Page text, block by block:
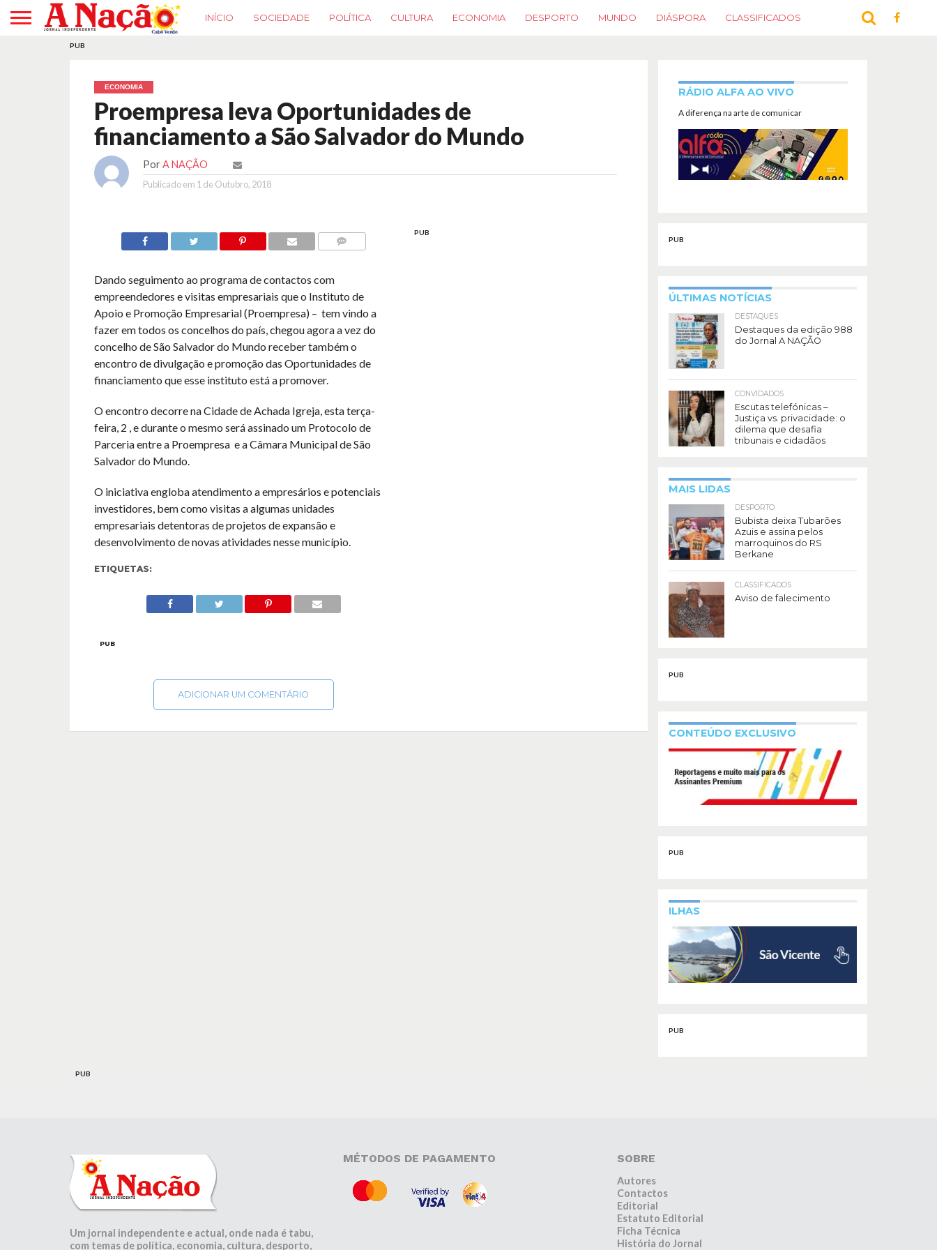
INÍCIO SOCIEDADE POLÍTICA CULTURA ECONOMIA DESPORTO MUNDO DIÁSPORA CLASSIFICADOS
PUB
ECONOMIA
Proempresa leva Oportunidades de
financiamento a São Salvador do Mundo
Por A NAÇÃO
Publicado em 1 de Outubro, 2018
Dando seguimento ao programa de contactos com
empreendedores e visitas empresariais que o Instituto de
Apoio e Promoção Empresarial (Proempresa) – tem vindo a
fazer em todos os concelhos do país, chegou agora a vez do
concelho de São Salvador do Mundo receber também o
encontro de divulgação e promoção das Oportunidades de
financiamento que esse instituto está a promover.
O encontro decorre na Cidade de Achada Igreja, esta terça-
feira, 2 , e durante o mesmo será assinado um Protocolo de
Parceria entre a Proempresa e a Câmara Municipal de São
Salvador do Mundo.
O iniciativa engloba atendimento a empresários e potenciais
investidores, bem como visitas a algumas unidades
empresariais detentoras de projetos de expansão e
desenvolvimento de novas atividades nesse município.
ETIQUETAS:
PUB
ADICIONAR UM COMENTÁRIO
PUB
RÁDIO ALFA AO VIVO
A diferença na arte de comunicar
PUB
ÚLTIMAS NOTÍCIAS
DESTAQUES
Destaques da edição 988
do Jornal A NAÇÃO
CONVIDADOS
Escutas telefónicas –
Justiça vs. privacidade: o
dilema que desafia
tribunais e cidadãos
MAIS LIDAS
DESPORTO
Bubista deixa Tubarões
Azuis e assina pelos
marroquinos do RS
Berkane
CLASSIFICADOS
Aviso de falecimento
PUB
CONTEÚDO EXCLUSIVO
PUB
ILHAS
PUB
PUB
Um jornal independente e actual, onde nada é tabu,
com temas de política, economia, cultura, desporto,
MÉTODOS DE PAGAMENTO SOBRE
Autores
Contactos
Editorial
Estatuto Editorial
Ficha Técnica
História do Jornal